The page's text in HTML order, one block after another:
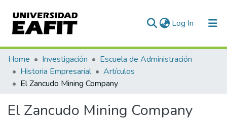
Log In (current)
Communities & Collections
All of DSpace
Home Investigación
Escuela de Administración
Historia Empresarial
Artículos
El Zancudo Mining Company
El Zancudo Mining Company